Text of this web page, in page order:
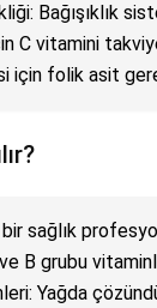
Bağışıklık
C vitamini
için folik asit
sağlık
B grubu
Yağda